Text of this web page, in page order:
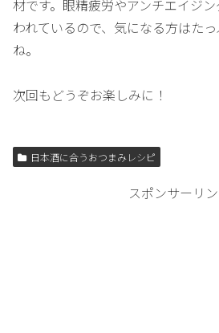
材です。眼精疲労やアンチエイジ
われているので、気になる方はた
ね。
次回もどうぞお楽しみに！
日本酒に合うおつまみレシピ
スポンサーリ